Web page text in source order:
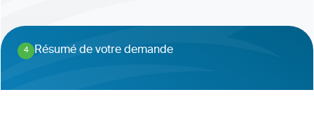
4
. Résumé de votre demande